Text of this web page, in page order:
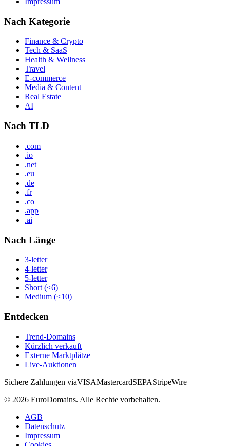
Nach Kategorie
Finance & Crypto
Tech & SaaS
Health & Wellness
Travel
E-commerce
Media & Content
Real Estate
AI
Nach TLD
.com
.io
.net
.eu
.de
.fr
.co
.app
.ai
Nach Länge
3-letter
4-letter
5-letter
Short (≤6)
Medium (≤10)
Entdecken
Trend-Domains
Kürzlich verkauft
Externe Marktplätze
Live-Auktionen
Sichere Zahlungen viaVISAMastercardSEPAStripeWire
© 2026 EuroDomains. Alle Rechte vorbehalten.
AGB
Datenschutz
Impressum